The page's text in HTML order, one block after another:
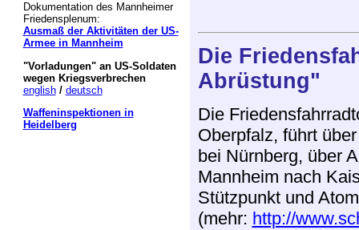
Dokumentation des Mannheimer
Friedensplenum:
Ausmaß der Aktivitäten der US-
Armee in Mannheim
"Vorladungen" an US-Soldaten
wegen Kriegsverbrechen
english/ deutsch
Waffeninspektionen in
Heidelberg
Die
Abrüstung"
Die
Oberpfalz, führt
bei Nürnberg, über
Mannheim nach
Stützpunkt und
(mehr: http://